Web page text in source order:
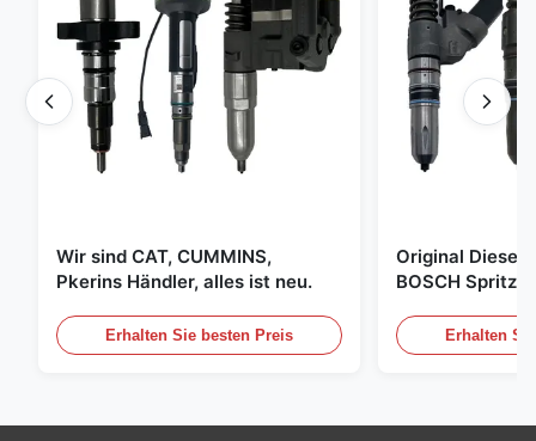
Wir sind CAT, CUMMINS,
Pkerins Händler, alles ist neu.
Erhalten Sie besten Preis
Original Diesel
BOSCH
Erhalten